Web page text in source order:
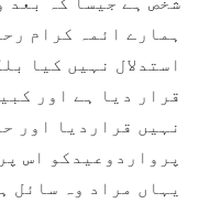
ہمارے ائمہ کرام
استدلال نہيں کيا
قرار ديا ہے اور
نہیں قرارديا اور
پرواردوعیدکو اس
یہاں مراد وہ سائل